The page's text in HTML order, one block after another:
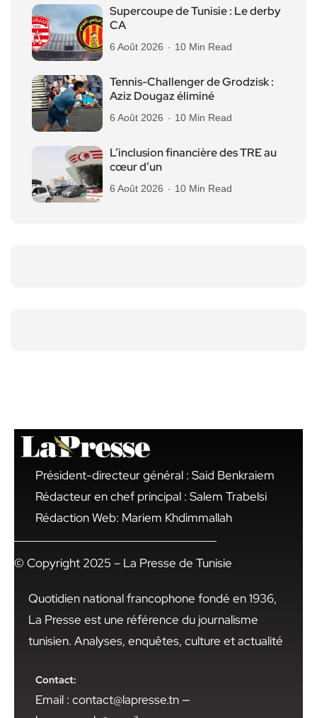
Supercoupe de Tunisie : Le derby
CA
6 Août 2026 10 Min Read
Tennis-Challenger de Grodzisk :
Aziz Dougaz éliminé
6 Août 2026 10 Min Read
L’inclusion financière des TRE au
cœur d’un
6 Août 2026 10 Min Read
Président-directeur général : Said Benkraiem
Rédacteur en chef principal : Salem Trabelsi
Rédaction Web: Mariem Khdimmallah
© Copyright 2025 – La Presse de Tunisie
Quotidien national francophone fondé en 1936,
La Presse est une référence du journalisme
tunisien. Analyses, enquêtes, culture et actualité
Contact:
Email : contact@lapresse.tn —